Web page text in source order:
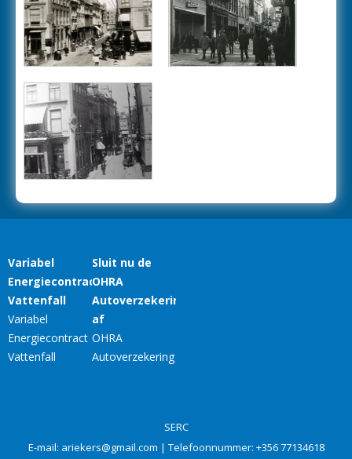
SERC
E-mail: ariekers@gmail.com | Telefoonnummer: +356 77134618